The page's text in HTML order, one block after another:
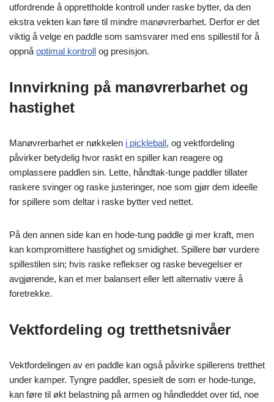
utfordrende å opprettholde kontroll under raske bytter, da den
ekstra vekten kan føre til mindre manøvrerbarhet. Derfor er det
viktig å velge en paddle som samsvarer med ens spillestil for å
oppnåoptimal kontroll og presisjon.
Innvirkning på manøvrerbarhet og
hastighet
Manøvrerbarhet er nøkkelen i pickleball, og vektfordeling
påvirker betydelig hvor raskt en spiller kan reagere og
omplassere paddlen sin. Lette, håndtak-tunge paddler tillater
raskere svinger og raske justeringer, noe som gjør dem ideelle
for spillere som deltar i raske bytter ved nettet.
På den annen side kan en hode-tung paddle gi mer kraft, men
kan kompromittere hastighet og smidighet. Spillere bør vurdere
spillestilen sin; hvis raske reflekser og raske bevegelser er
avgjørende, kan et mer balansert eller lett alternativ være å
foretrekke.
Vektfordeling og tretthetsnivåer
Vektfordelingen av en paddle kan også påvirke spillerens tretthet
under kamper. Tyngre paddler, spesielt de som er hode-tunge,
kan føre til økt belastning på armen og håndleddet over tid, noe